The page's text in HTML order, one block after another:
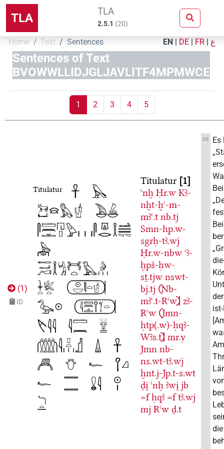
TLA TLA
2.5.1 (20)
Home Text Sentences EN | DE | FR | ع
Sentences of Text
BVOWWLLIDJGLJAVLITF4MPMWCE
1 2 3 4 5
(1)
ID
Titulatur
Titulatur 1
ꜥnḫ Ḥr.w Kꜣ-
nḫt-ḫꜥ-m-
mꜣꜥ.t nb.tj
Smn-hp.w-
sgrḥ-tꜣ.wj
Ḥr.w-nbw ꜥꜣ-
ḫpš-ḥw-
sṯ.tjw nswt-
bj.tj 𓍹Nb-
mꜣꜥ.t-Rꜥw𓍺 zꜣ-
Rꜥw 𓍹Jmn-
ḥtp(.w)-ḥqꜣ-
Wꜣs.t𓍺 mr.y
Jmn nb-
ns.wt-tꜣ.wj
ḫnt.j-Jp.t-s.wt
ḏi̯ ꜥnḫ ꜣwi̯ jb
=f ḥqꜣ =f tꜣ.wj
mj Rꜥw ḏ.t
DE
Es